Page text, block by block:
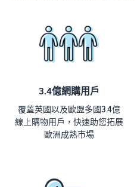
3.4億網購用戶
覆蓋英國以及歐盟多國3.4億
線上購物用戶，快速助您拓展
歐洲成熟市場